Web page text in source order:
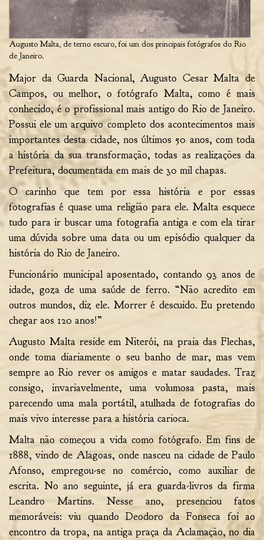
Augusto Malta, de terno escuro, foi um dos principais fotógrafos do Rio
de Janeiro.
Major da Guarda Nacional, Augusto Cesar Malta de
Campos, ou melhor, o fotógrafo Malta, como é mais
conhecido, é o profissional mais antigo do Rio de Janeiro.
Possui ele um arquivo completo dos acontecimentos mais
importantes desta cidade, nos últimos 50 anos, com toda
a história da sua transformação, todas as realizações da
Prefeitura, documentada em mais de 30 mil chapas.
O carinho que tem por essa história e por essas
fotografias é quase uma religião para ele. Malta esquece
tudo para ir buscar uma fotografia antiga e com ela tirar
uma dúvida sobre uma data ou um episódio qualquer da
história do Rio de Janeiro.
Funcionário municipal aposentado, contando 93 anos de
idade, goza de uma saúde de ferro. “Não acredito em
outros mundos, diz ele. Morrer é descuido. Eu pretendo
chegar aos 120 anos!”
Augusto Malta reside em Niterói, na praia das Flechas,
onde toma diariamente o seu banho de mar, mas vem
sempre ao Rio rever os amigos e matar saudades. Traz
consigo, invariavelmente, uma volumosa pasta, mais
parecendo uma mala portátil, atulhada de fotografias do
mais vivo interesse para a história carioca.
Malta não começou a vida como fotógrafo. Em fins de
1888, vindo de Alagoas, onde nasceu na cidade de Paulo
Afonso, empregou-se no comércio, como auxiliar de
escrita. No ano seguinte, já era guarda-livros da firma
Leandro Martins. Nesse ano, presenciou fatos
memoráveis: viu quando Deodoro da Fonseca foi ao
encontro da tropa, na antiga praça da Aclamação, no dia